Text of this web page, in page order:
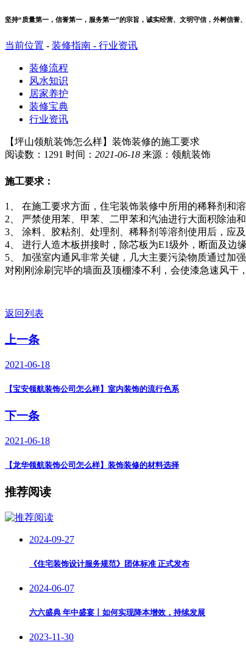
坚持“质量第一，信誉第一，服务第一”的宗旨，诚实经营、文明守信，外树信誉
当前位置 - 装修指南 - 行业资讯
装修流程
风水知识
居家养护
装修宝典
行业资讯
【坪山领航装饰怎么样】装饰装修的施工要求
阅读数：1291 时间： 2021-06-18 来源：领航装饰
施工要求：
1、 在施工要求方面，住宅装饰装修中所用的稀释剂和
2、 严禁使用苯、甲苯、二甲苯和汽油进行大面积除油和
3、 涂料、胶粘剂、处理剂、稀释剂等溶剂使用后，应
4、 进行人造木板拼接时，除芯板为E1级外，断面及边
5、 加强室内通风非常关键，几大主要污染物质通过加
对刚刚涂刷完毕的墙面及顶棚漆不利，会使漆急速风干
返回列表
上一条
2021-06-18
【宝安领航装饰公司怎么样】室内装饰的流行色系
下一条
2021-06-18
【龙华领航装饰公司怎么样】装饰装修的材料选择
推荐阅读
2024-09-27
《住宅装饰设计服务规范》团体标准 正式发布
2024-06-07
六六盛典 年中盛宴丨如何实现降本增效，持续发展
2023-11-30